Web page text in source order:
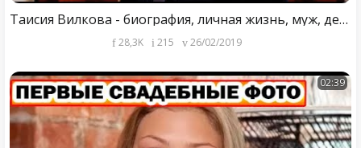
Таисия Вилкова - биография, личная жизнь, муж, дети. Актриса сериала Райский уголок
28,3K 215 26/02/2019
02:39